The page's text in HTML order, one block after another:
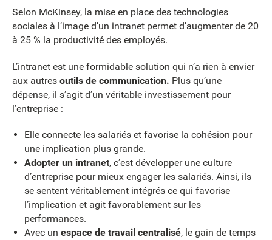
Selon McKinsey, la mise en place des technologies
sociales à l’image d’un intranet permet d’augmenter de 20
à 25 % la productivité des employés.
L’intranet est une formidable solution qui n’a rien à envier
aux autres outils de communication. Plus qu’une
dépense, il s’agit d’un véritable investissement pour
l’entreprise :
Elle connecte les salariés et favorise la cohésion pour
une implication plus grande.
Adopter un intranet, c’est développer une culture
d’entreprise pour mieux engager les salariés. Ainsi, ils
se sentent véritablement intégrés ce qui favorise
l’implication et agit favorablement sur les
performances.
Avec un espace de travail centralisé, le gain de temps